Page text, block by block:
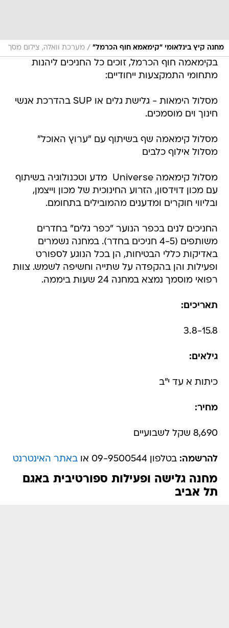
מחנה קיץ בינלאומי "קימאמא חוף הכרמל" / מערכת וואלה, צילום מסך
בקימאמה חוף הכרמל, זוכים כל החניכים ליהנות
מתחומי התמקצעות ייחודיים:
מסלול הימאות - גלישת גלים או SUP בהדרכת אנשי
חינוך וים מוסמכים.
מסלול קימאמה שף בשיתוף עם "ערוץ האוכל"
מסלול אילוף כלבים
מסלול קימאמה Universe  מדע וטכנולוגיה בשיתוף
עם מכון דוידסון, הזרוע החינוכית של מכון וייצמן,
ובליווי חוקרים ומדענים מהמובילים בתחומם.
החניכים לנים בכפר הנוער "כפר גלים" בחדרים
משותפים (4-5 חניכים בחדר). במחנה נשמרים
באדיקות כללי הבטיחות, הן בכל הנוגע לספורט
ופעילות והן בהקפדה על שתייה וחשיפה לשמש. צוות
רפואי מוסמך נמצא במחנה 24 שעות ביממה.
תאריכים:
3.8-15.8
גילאים:
כיתות א עד י"ב
מחיר:
8,690 שקל לשבועיים
להרשמה: בטלפון 09-9500544 או באתר האינטרנט
מחנה גלישה ופעילות ספורטיבית באגם
תל אביב